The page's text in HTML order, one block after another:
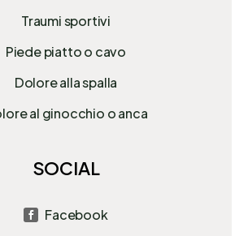
Traumi sportivi
Piede piatto o cavo
Dolore alla spalla
al ginocchio o anca
SOCIAL
 Facebook